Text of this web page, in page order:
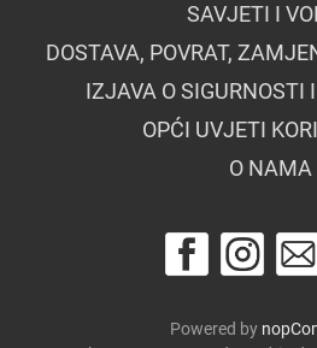
SAVJETI I
DOSTAVA, POVRAT,
IZJAVA O SIGURNOSTI
OPĆI UVJETI
O NAMA
Powered by